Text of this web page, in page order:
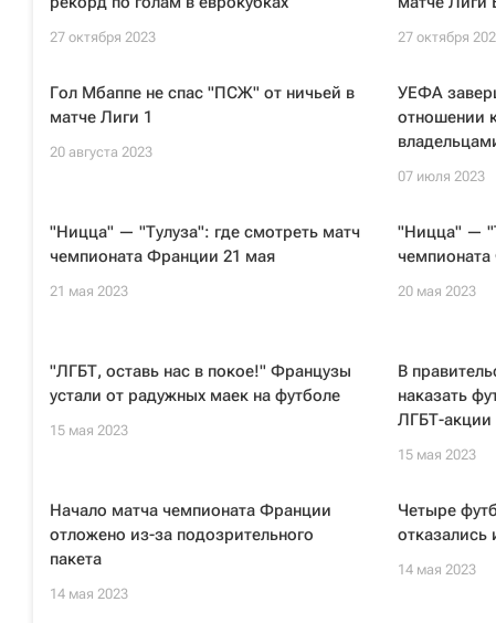
27 октября 2023 27 октября
Гол Мбаппе не спас "ПСЖ" от ничьей в
матче Лиги 1
20 августа 2023
УЕФА
отношении
07 июля 2023
"Ницца" — "Тулуза": где смотреть матч
чемпионата Франции 21 мая
21 мая 2023
"Ницца" —
20 мая 2023
"ЛГБТ, оставь нас в покое!" Французы
устали от радужных маек на футболе
15 мая 2023
В
наказать
ЛГБТ-акции
15 мая 2023
Начало матча чемпионата Франции
отложено из-за подозрительного
пакета
14 мая 2023
Четыре
отказались
14 мая 2023